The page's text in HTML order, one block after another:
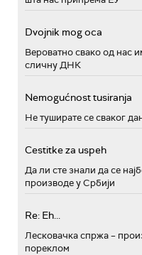
Dvojnik mog oca
Вероватно свако од нас
сличну ДНК
Nemogućnost tusiranja
Не туширате се сваког
Cestitke za uspeh
Да ли сте знали да се
производе у Србији
Re: Eh...
Лесковачка спржа –
пореклом